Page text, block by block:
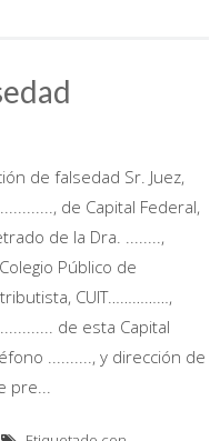
de falsedad Sr. Juez,
de Capital Federal,
de la Dra. ........,
Público de
CUIT……………,
de esta Capital
.........., y dirección de